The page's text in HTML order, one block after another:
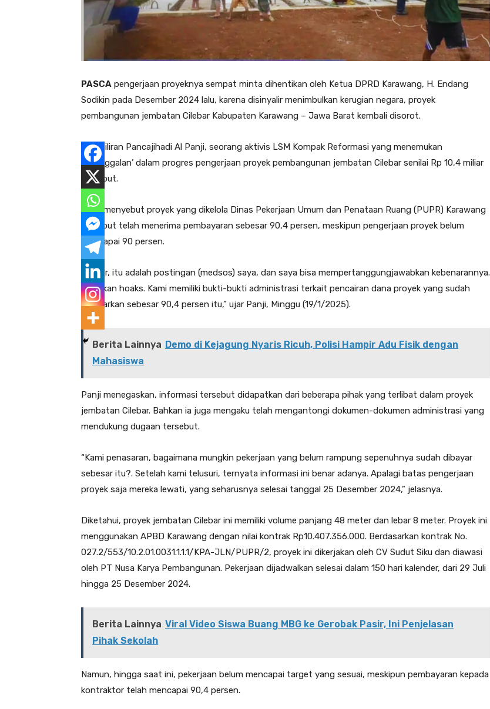
PASCA pengerjaan proyeknya sempat minta dihentikan oleh Ketua DPRD Karawang, H. Endang
Sodikin pada Desember 2024 lalu, karena disinyalir menimbulkan kerugian negara, proyek
pembangunan jembatan Cilebar Kabupaten Karawang – Jawa Barat kembali disorot.
Kini, giliran Pancajihadi Al Panji, seorang aktivis LSM Kompak Reformasi yang menemukan
‘kejanggalan’ dalam progres pengerjaan proyek pembangunan jembatan Cilebar senilai Rp 10,4 miliar
tersebut.
Panji menyebut proyek yang dikelola Dinas Pekerjaan Umum dan Penataan Ruang (PUPR) Karawang
tersebut telah menerima pembayaran sebesar 90,4 persen, meskipun pengerjaan proyek belum
mencapai 90 persen.
“Benar, itu adalah postingan (medsos) saya, dan saya bisa mempertanggungjawabkan kebenarannya.
Ini bukan hoaks. Kami memiliki bukti-bukti administrasi terkait pencairan dana proyek yang sudah
dibayarkan sebesar 90,4 persen itu,” ujar Panji, Minggu (19/1/2025).
Berita Lainnya Demo di Kejagung Nyaris Ricuh, Polisi Hampir Adu Fisik dengan
Mahasiswa
Panji menegaskan, informasi tersebut didapatkan dari beberapa pihak yang terlibat dalam proyek
jembatan Cilebar. Bahkan ia juga mengaku telah mengantongi dokumen-dokumen administrasi yang
mendukung dugaan tersebut.
“Kami penasaran, bagaimana mungkin pekerjaan yang belum rampung sepenuhnya sudah dibayar
sebesar itu?. Setelah kami telusuri, ternyata informasi ini benar adanya. Apalagi batas pengerjaan
proyek saja mereka lewati, yang seharusnya selesai tanggal 25 Desember 2024,” jelasnya.
Diketahui, proyek jembatan Cilebar ini memiliki volume panjang 48 meter dan lebar 8 meter. Proyek ini
menggunakan APBD Karawang dengan nilai kontrak Rp10.407.356.000. Berdasarkan kontrak No.
027.2/553/10.2.01.0031.1.1.1/KPA-JLN/PUPR/2, proyek ini dikerjakan oleh CV Sudut Siku dan diawasi
oleh PT Nusa Karya Pembangunan. Pekerjaan dijadwalkan selesai dalam 150 hari kalender, dari 29 Juli
hingga 25 Desember 2024.
Berita Lainnya Viral Video Siswa Buang MBG ke Gerobak Pasir, Ini Penjelasan
Pihak Sekolah
Namun, hingga saat ini, pekerjaan belum mencapai target yang sesuai, meskipun pembayaran kepada
kontraktor telah mencapai 90,4 persen.